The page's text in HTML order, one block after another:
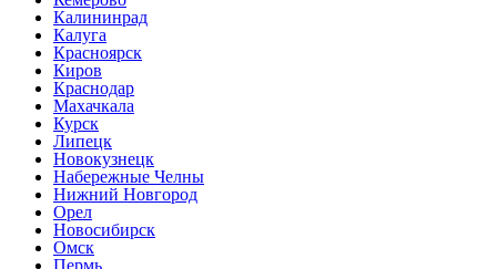
Калининрад
Калуга
Красноярск
Киров
Краснодар
Махачкала
Курск
Липецк
Новокузнецк
Набережные Челны
Нижний Новгород
Орел
Новосибирск
Омск